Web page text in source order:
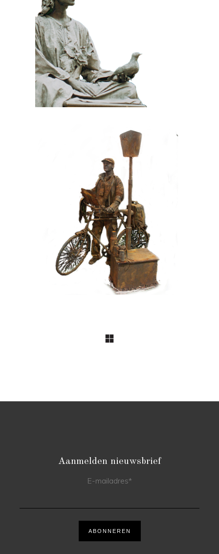
KLASSIEK
100 Meditatief Beeld
HEDENDAAGS IJZER/ROEST
099 Toerist
Aanmelden nieuwsbrief
E-mailadres*
ABONNEREN